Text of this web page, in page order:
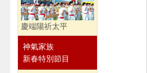
慶端陽祈太平
神氣家族
新春特別節目